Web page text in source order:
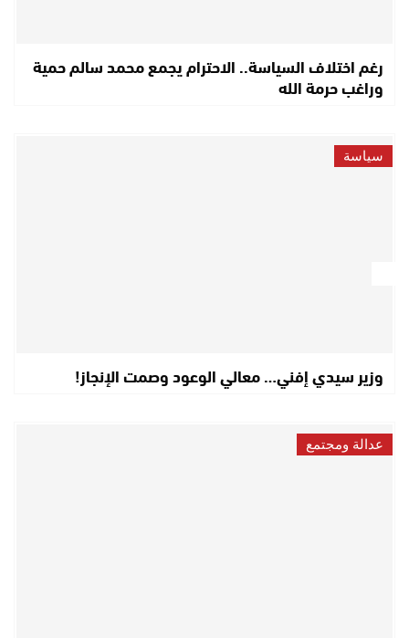
رغم اختلاف السياسة.. الاحترام يجمع محمد سالم حمية
وراغب حرمة الله
سياسة
وزير سيدي إفني… معالي الوعود وصمت الإنجاز!
عدالة ومجتمع